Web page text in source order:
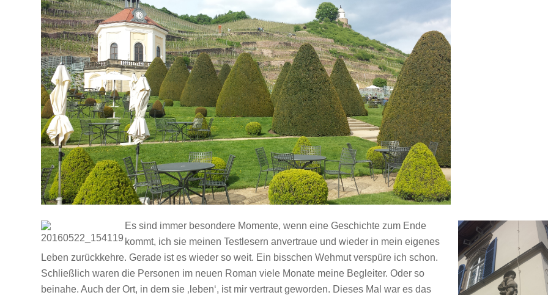
Es sind immer besondere Momente, wenn eine Geschichte zum Ende
kommt, ich sie meinen Testlesern anvertraue und wieder in mein eigenes
Leben zurückkehre. Gerade ist es wieder so weit. Ein bisschen Wehmut verspüre ich schon.
Schließlich waren die Personen im neuen Roman viele Monate meine Begleiter. Oder so
beinahe. Auch der Ort, in dem sie ‚leben‘, ist mir vertraut geworden. Dieses Mal war es das